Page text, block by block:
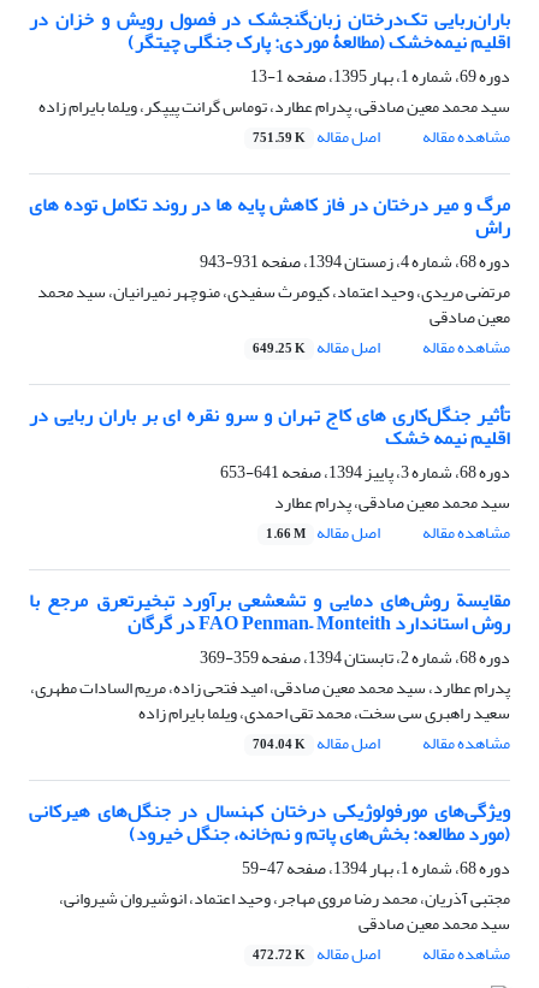
باران‌ربایی تک‌درختان زبان‌گنجشک در فصول رویش و خزان در
اقلیم نیمه‌خشک (مطالعۀ موردی: پارک جنگلی چیتگر)
دوره 69، شماره 1، بهار 1395، صفحه
1-13
سید محمد معین صادقی، پدرام عطارد، توماس گرانت پیپکر، ویلما بایرام زاده
مشاهده مقاله
اصل مقاله 751.59 K
مرگ و میر درختان در فاز کاهش پایه ها در روند تکامل توده های
راش
دوره 68، شماره 4، زمستان 1394، صفحه
931-943
مرتضی مریدی، وحید اعتماد، کیومرث سفیدی، منوچهر نمیرانیان، سید محمد
معین صادقی
مشاهده مقاله
اصل مقاله 649.25 K
تأثیر جنگل‌کاری‏ های کاج تهران و سرو نقره ‏ای بر باران ‏ربایی در
اقلیم نیمه‏ خشک
دوره 68، شماره 3، پاییز 1394، صفحه
641-653
سید محمد معین صادقی، پدرام عطارد
مشاهده مقاله
اصل مقاله 1.66 M
مقایسة روش‌های دمایی و تشعشعی برآورد تبخیرتعرق مرجع با
روش استاندارد FAO Penman– Monteith در گرگان
دوره 68، شماره 2، تابستان 1394، صفحه
359-369
پدرام عطارد، سید محمد معین صادقی، امید فتحی زاده، مریم السادات مطهری،
سعید راهبری سی سخت، محمد تقی احمدی، ویلما بایرام زاده
مشاهده مقاله
اصل مقاله 704.04 K
ویژگی‌های مورفولوژیکی درختان کهنسال در جنگل‌های هیرکانی
(مورد مطالعه: بخش‌های پاتم و نم‌خانه، جنگل خیرود)
دوره 68، شماره 1، بهار 1394، صفحه
47-59
مجتبی آذریان، محمد رضا مروی مهاجر، وحید اعتماد، انوشیروان شیروانی،
سید محمد معین صادقی
مشاهده مقاله
اصل مقاله 472.72 K